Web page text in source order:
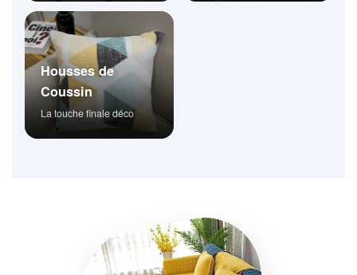
Housses de
Coussin
La touche finale déco